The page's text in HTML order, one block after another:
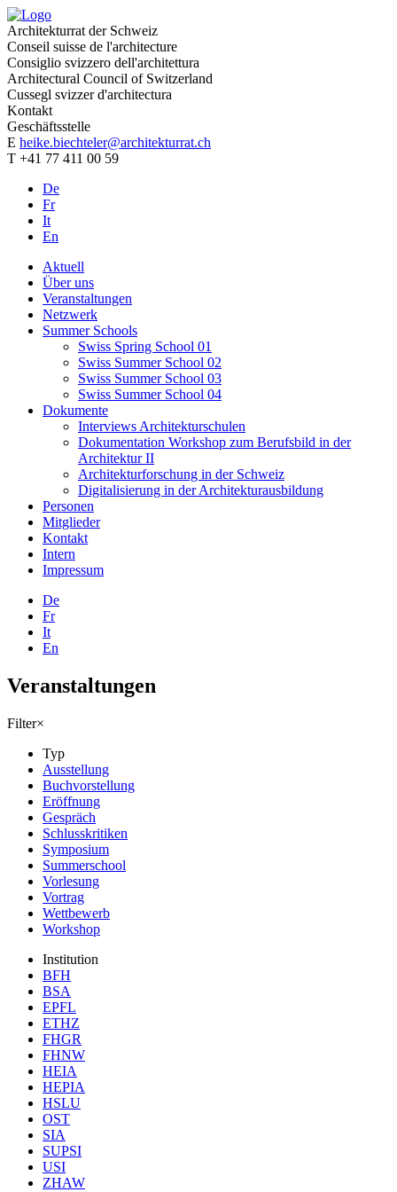
Architekturrat der Schweiz
Conseil suisse de l'architecture
Consiglio svizzero dell'architettura
Architectural Council of Switzerland
Cussegl svizzer d'architectura
Kontakt
Geschäftsstelle
E heike.biechteler@architekturrat.ch
T +41 77 411 00 59
De
Fr
It
En
Aktuell
Über uns
Veranstaltungen
Netzwerk
Summer Schools
Swiss Spring School 01
Swiss Summer School 02
Swiss Summer School 03
Swiss Summer School 04
Dokumente
Interviews Architekturschulen
Dokumentation Workshop zum Berufsbild in der
Architektur II
Architekturforschung in der Schweiz
Digitalisierung in der Architekturausbildung
Personen
Mitglieder
Kontakt
Intern
Impressum
De
Fr
It
En
Veranstaltungen
Filter×
Typ
Ausstellung
Buchvorstellung
Eröffnung
Gespräch
Schlusskritiken
Symposium
Summerschool
Vorlesung
Vortrag
Wettbewerb
Workshop
Institution
BFH
BSA
EPFL
ETHZ
FHGR
FHNW
HEIA
HEPIA
HSLU
OST
SIA
SUPSI
USI
ZHAW